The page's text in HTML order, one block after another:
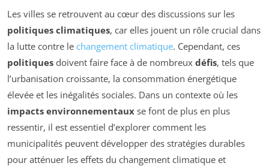
Les villes se retrouvent au cœur des discussions sur les
politiques climatiques, car elles jouent un rôle crucial dans
la lutte contre le changement climatique. Cependant, ces
politiques doivent faire face à de nombreux défis, tels que
l’urbanisation croissante, la consommation énergétique
élevée et les inégalités sociales. Dans un contexte où les
impacts environnementaux se font de plus en plus
ressentir, il est essentiel d’explorer comment les
municipalités peuvent développer des stratégies durables
pour atténuer les effets du changement climatique et